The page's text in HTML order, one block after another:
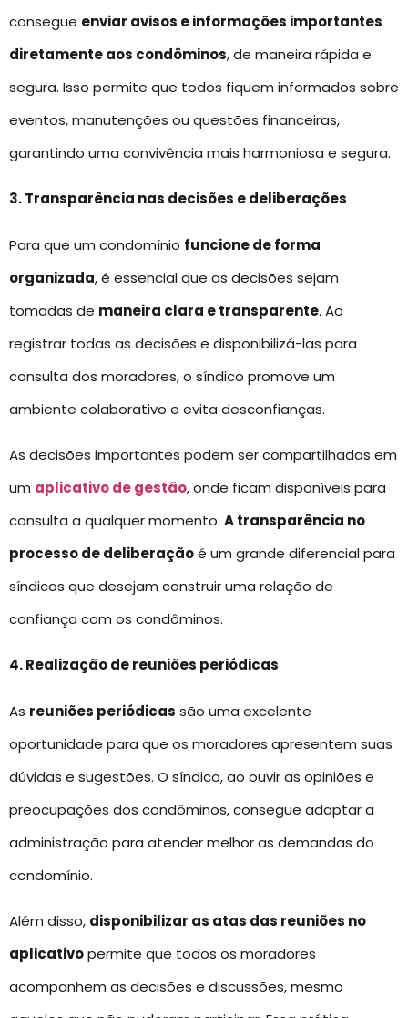
consegue enviar avisos e informações importantes
diretamente aos condôminos, de maneira rápida e
segura. Isso permite que todos fiquem informados sobre
eventos, manutenções ou questões financeiras,
garantindo uma convivência mais harmoniosa e segura.
3. Transparência nas decisões e deliberações
Para que um condomínio funcione de forma
organizada, é essencial que as decisões sejam
tomadas de maneira clara e transparente. Ao
registrar todas as decisões e disponibilizá-las para
consulta dos moradores, o síndico promove um
ambiente colaborativo e evita desconfianças.
As decisões importantes podem ser compartilhadas em
um aplicativo de gestão, onde ficam disponíveis para
consulta a qualquer momento. A transparência no
processo de deliberaçãoé um grande diferencial para
síndicos que desejam construir uma relação de
confiança com os condôminos.
4. Realização de reuniões periódicas
As reuniões periódicas são uma excelente
oportunidade para que os moradores apresentem suas
dúvidas e sugestões. O síndico, ao ouvir as opiniões e
preocupações dos condôminos, consegue adaptar a
administração para atender melhor as demandas do
condomínio.
Além disso, disponibilizar as atas das reuniões no
aplicativopermite que todos os moradores
acompanhem as decisões e discussões, mesmo